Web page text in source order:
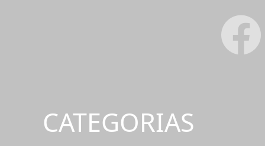
CATEGORIAS